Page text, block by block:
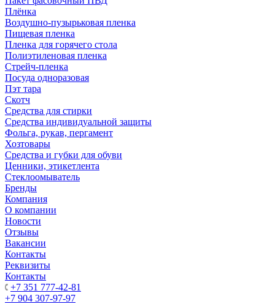
Плёнка
Воздушно-пузырьковая пленка
Пищевая пленка
Пленка для горячего стола
Полиэтиленовая пленка
Стрейч-пленка
Посуда одноразовая
Пэт тара
Скотч
Средства для стирки
Средства индивидуальной защиты
Фольга, рукав, пергамент
Хозтовары
Средства и губки для обуви
Ценники, этикетлента
Стеклоомыватель
Бренды
Компания
О компании
Новости
Отзывы
Вакансии
Контакты
Реквизиты
Контакты
+7 351 777-42-81
+7 904 307-97-97